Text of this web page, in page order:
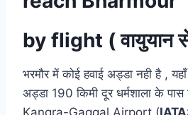
by flight ( वायुयान
भरमौर में कोई हवाई अड्डा नही है ,
अड्डा 190 किमी दूर धर्मशाला के